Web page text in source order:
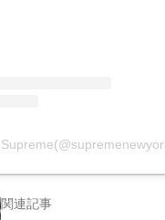
関連記事